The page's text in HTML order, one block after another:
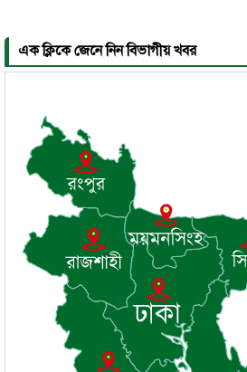
৫। জেলা পুলিশ
সম্মাননা পেলেন
মডেল থানার
৬। দাউদকান্দিতে
আইন-শৃঙ্খলা কমিটির
সভা অনুষ্ঠিত
৭। দাউদকান্দিতে
সম্প্রদায়ের খোঁজখবর
খন্দকার মারুফ হোসেন
৮। মেঘনায় আইন-
কমিটির মাসিক সভা
এক ক্লিকে জেনে নিন বিভাগীয় খবর